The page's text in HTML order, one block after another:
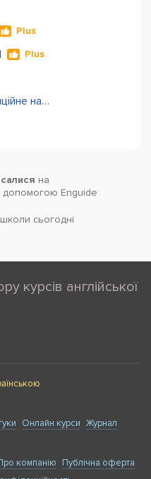
Plus
Plus
Green Forest. Дистанційне навчання
на
допомогою Enguide
школи cьогодні
курсів англійської
Онлайн курси Журнал
компанію
Публічна оферта